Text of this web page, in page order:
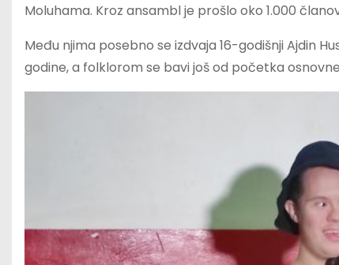
Moluhama. Kroz ansambl je prošlo oko 1.000
Među njima posebno se izdvaja 16-godišnji Ajdin
godine, a folklorom se bavi još od početka